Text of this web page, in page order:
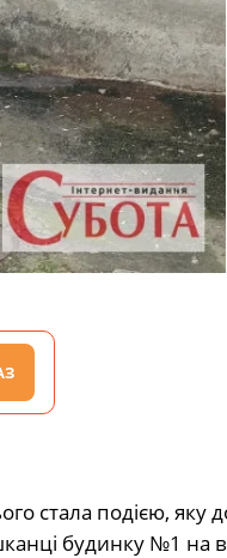
стала подією, яку
будинку №1 на